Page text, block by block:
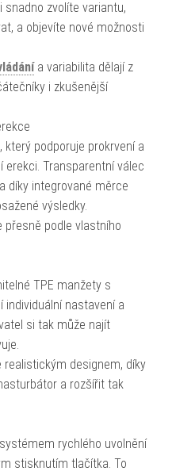
zvolíte variantu,
a objevíte nové možnosti
a variabilita dělají z
i zkušenější
podporuje prokrvení a
erekci. Transparentní válec
díky integrované měrce
výsledky.
podle vlastního
TPE manžety s
individuální nastavení a
si tak může najít
designem, díky
a rozšířit tak
rychlého uvolnění
stisknutím tlačítka. To